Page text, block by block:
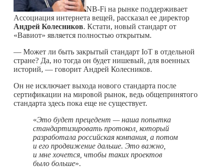
NB-Fi на рынке поддерживает
Ассоциация интернета вещей, рассказал ее директор
Андрей Колесников. Кстати, новый стандарт от
«Вавиот» является полностью открытым.
— Может ли быть закрытый стандарт IoT в отдельной
стране? Да, но тогда он будет нишевый, для военных
историй, — говорит Андрей Колесников.
Он не исключает выхода нового стандарта после
сертификации на мировой рынок, ведь общепринятого
стандарта здесь пока еще не существует.
«Это будет прецедент — наша попытка
стандартизировать протокол, который
разработала российская компания, а потом
и его продвижение дальше. Это важно,
и мне хочется, чтобы таких проектов
было больше».